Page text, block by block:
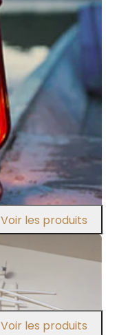
Voir les produits
Voir les produits